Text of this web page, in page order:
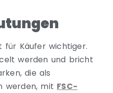
für Käufer wichtiger.
werden und bricht
die als
werden, mit FSC-